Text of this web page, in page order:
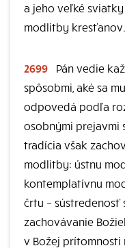
a jeho veľké
modlitby kresťanov.
2699
Pán vedie
spôsobmi, aké sa
odpovedá podľa
osobnými prejavmi
tradícia však
modlitby: ústnu
kontemplatívnu
črtu – sústredenosť
zachovávanie
v Božej